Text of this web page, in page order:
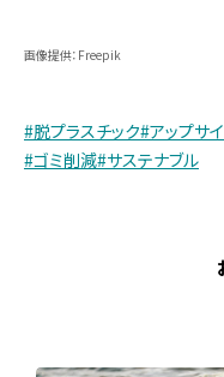
画像提供：Freepik
#脱プラスチック#アップサ
#ゴミ削減#サステナブル